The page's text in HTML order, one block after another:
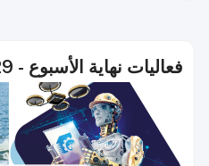
فعاليات نهاية الأسبوع - 29 إلى 31 مايو